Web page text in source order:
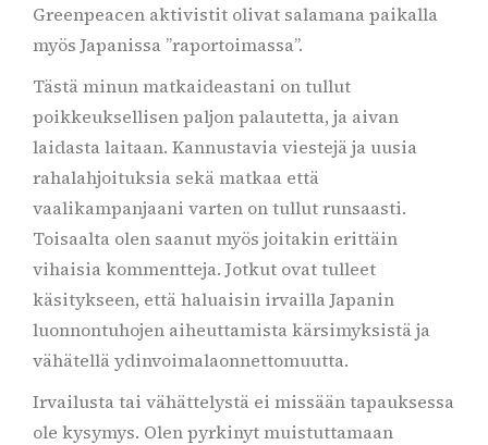
Greenpeacen aktivistit olivat salamana paikalla
myös Japanissa ”raportoimassa”.
Tästä minun matkaideastani on tullut
poikkeuksellisen paljon palautetta, ja aivan
laidasta laitaan. Kannustavia viestejä ja uusia
rahalahjoituksia sekä matkaa että
vaalikampanjaani varten on tullut runsaasti.
Toisaalta olen saanut myös joitakin erittäin
vihaisia kommentteja. Jotkut ovat tulleet
käsitykseen, että haluaisin irvailla Japanin
luonnontuhojen aiheuttamista kärsimyksistä ja
vähätellä ydinvoimalaonnettomuutta.
Irvailusta tai vähättelystä ei missään tapauksessa
ole kysymys. Olen pyrkinyt muistuttamaan